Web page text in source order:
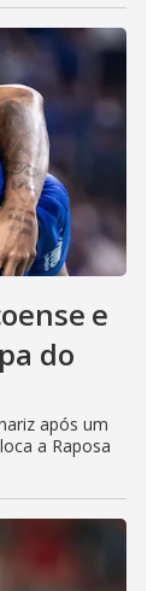
e
do
após um
a Raposa